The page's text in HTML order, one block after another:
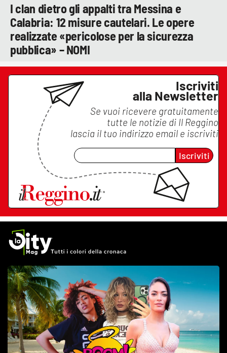
I clan dietro gli appalti tra Messina e
Calabria: 12 misure cautelari. Le opere
realizzate «pericolose per la sicurezza
pubblica» – NOMI
Iscriviti
alla Newsletter
Se vuoi ricevere gratuitamente
tutte le notizie di Il Reggino
lascia il tuo indirizzo email e iscriviti
Iscriviti